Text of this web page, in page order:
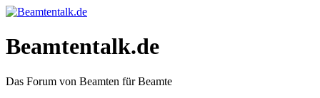
Beamtentalk.de
Das Forum von Beamten für Beamte